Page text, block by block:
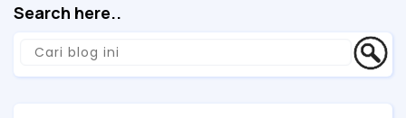
Search here..